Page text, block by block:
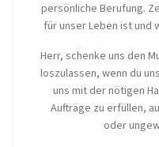
persönliche Berufung.
für unser Leben ist und
Herr, schenke uns den
loszulassen, wenn du
uns mit der nötigen
Aufträge zu erfüllen,
oder